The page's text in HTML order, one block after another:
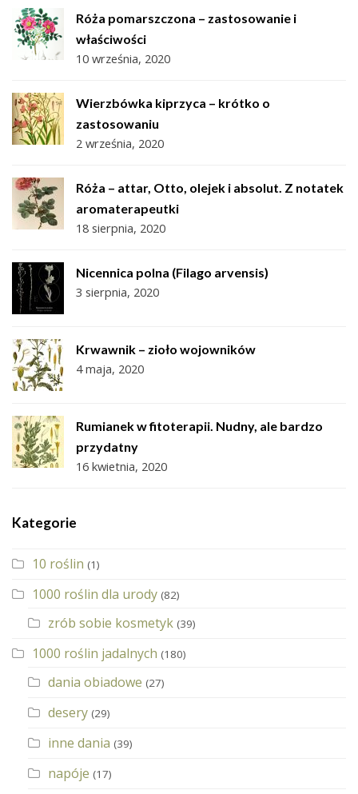
Róża pomarszczona – zastosowanie i
właściwości
10 września, 2020
Wierzbówka kiprzyca – krótko o
zastosowaniu
2 września, 2020
Róża – attar, Otto, olejek i absolut. Z notatek
aromaterapeutki
18 sierpnia, 2020
Nicennica polna (Filago arvensis)
3 sierpnia, 2020
Krwawnik – zioło wojowników
4 maja, 2020
Rumianek w fitoterapii. Nudny, ale bardzo
przydatny
16 kwietnia, 2020
Kategorie
10 roślin (1)
1000 roślin dla urody (82)
zrób sobie kosmetyk (39)
1000 roślin jadalnych (180)
dania obiadowe (27)
desery (29)
inne dania (39)
napóje (17)